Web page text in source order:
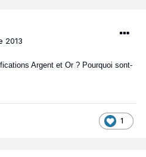
2013
Argent et Or ? Pourquoi sont-
1